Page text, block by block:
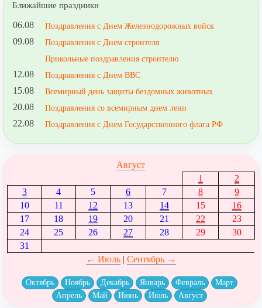
Ближайшие праздники
06.08 Поздравления с Днем Железнодорожных войск
09.08
Поздравления с Днем строителя
Прикольные поздравления строителю
12.08 Поздравления с Днем ВВС
15.08 Всемирный день защиты бездомных животных
20.08 Поздравления со всемирным днем лени
22.08 Поздравления с Днем Государственного флага РФ
Август
1
2
3
4 5 6 7 8
9
10
11 12 13 14 15
16
17
18 19 20 21 22
23
24
25 26 27 28 29
30
31
← Июль| Сентябрь →
Октябрь Ноябрь Декабрь Январь Февраль
Март
Апрель
Май Июнь Июль Август